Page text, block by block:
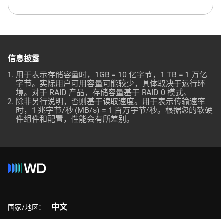
信息披露
用于表示存储容量时，1GB = 10 亿字节，1 TB = 1 万亿
字节。实际用户可用容量可能较少，具体取决于运行环
境。对于 RAID 产品，存储容量基于 RAID 0 模式。
除非另行说明，否则基于读取速度。用于表示传输速率
时，1 兆字节/秒 (MB/s) = 1 百万字节/秒。根据您的软硬
件组件和配置，性能会有所差别。
国家/地区： 中文